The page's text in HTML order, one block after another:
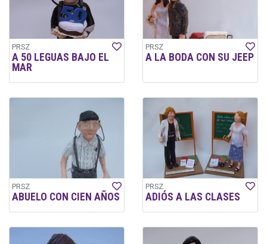
PRSZ
A 50 LEGUAS BAJO EL
MAR
PRSZ
A LA BODA CON SU JEEP
PRSZ
ABUELO CON CIEN AÑOS
PRSZ
ADIÓS A LAS CLASES